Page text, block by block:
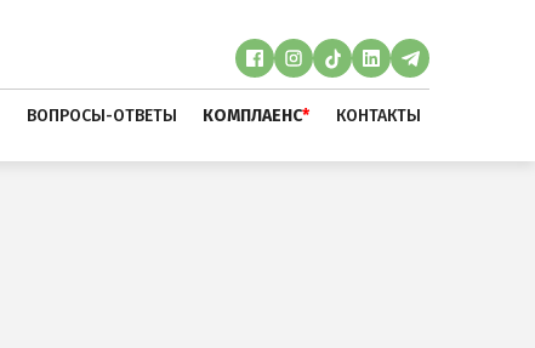
ВОПРОСЫ-ОТВЕТЫ КОМПЛАЕНС* КОНТАКТЫ